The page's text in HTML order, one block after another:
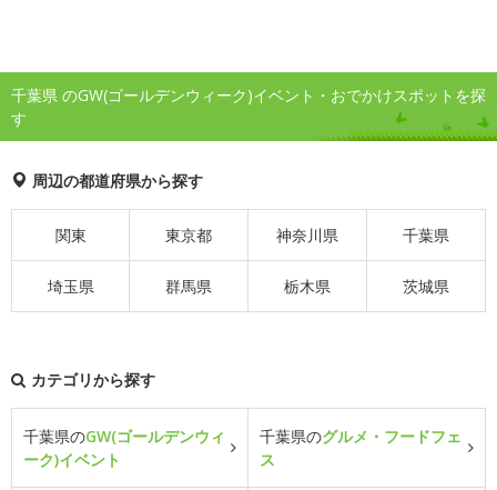
千葉県 のGW(ゴールデンウィーク)イベント・おでかけスポットを探
す
周辺の都道府県から探す
関東 東京都 神奈川県 千葉県
埼玉県 群馬県 栃木県 茨城県
カテゴリから探す
千葉県のGW(ゴールデンウィ
ーク)イベント
千葉県のグルメ・フードフェ
ス